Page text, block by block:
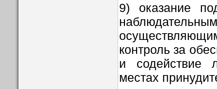
9) оказание
контроль за
и содействие
местах